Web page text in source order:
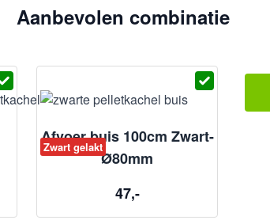
Aanbevolen combinatie
Zwart gelakt
Afvoer buis 100cm Zwart-
Ø80mm
47,-